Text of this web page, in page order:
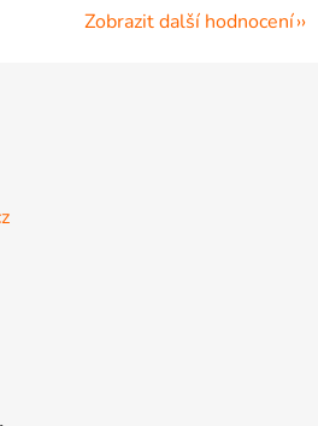
Zobrazit další hodnocení